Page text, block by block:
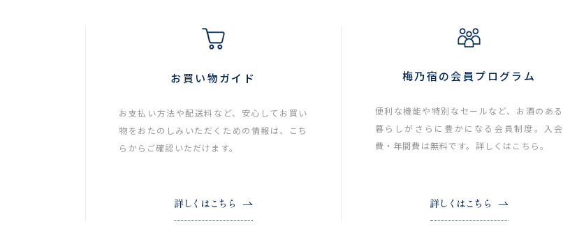
お買い物ガイド
お支払い方法や配送料など、安心してお買い
物をおたのしみいただくための情報は、こち
らからご確認いただけます。
詳しくはこちら
梅乃宿の会員プログラム
便利な機能や特別なセールなど、お酒のある
暮らしがさらに豊かになる会員制度。入会
費・年間費は無料です。詳しくはこちら。
詳しくはこちら